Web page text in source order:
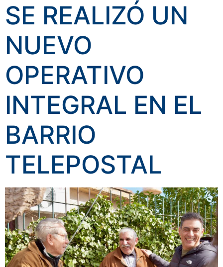
SE REALIZÓ UN
NUEVO
OPERATIVO
INTEGRAL EN EL
BARRIO
TELEPOSTAL